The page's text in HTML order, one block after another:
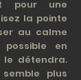
pour une
la pointe
au calme
en
détendra.
plus